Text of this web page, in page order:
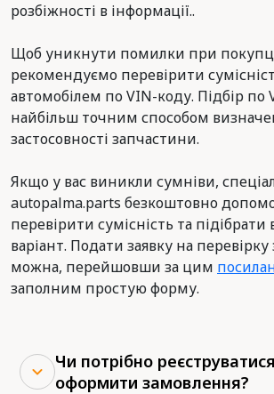
розбіжності в інформації..
Щоб уникнути помилки при
рекомендуємо перевірити
автомобілем по VIN-коду. Підбір по
найбільш точним способом
застосовності запчастини.
Якщо у вас виникли сумніви,
autopalma.parts безкоштовно
перевірити сумісність та
варіант. Подати заявку на
можна, перейшовши за цим
заполним простую форму.
Чи потрібно
оформити замовлення?